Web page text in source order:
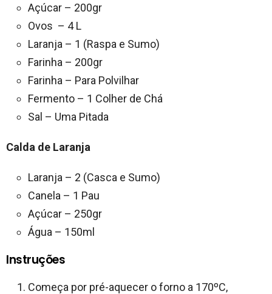
Açúcar – 200gr
Ovos – 4 L
Laranja – 1 (Raspa e Sumo)
Farinha – 200gr
Farinha – Para Polvilhar
Fermento – 1 Colher de Chá
Sal – Uma Pitada
Calda de Laranja
Laranja – 2 (Casca e Sumo)
Canela – 1 Pau
Açúcar – 250gr
Água – 150ml
Instruções
Começa por pré-aquecer o forno a 170ºC,